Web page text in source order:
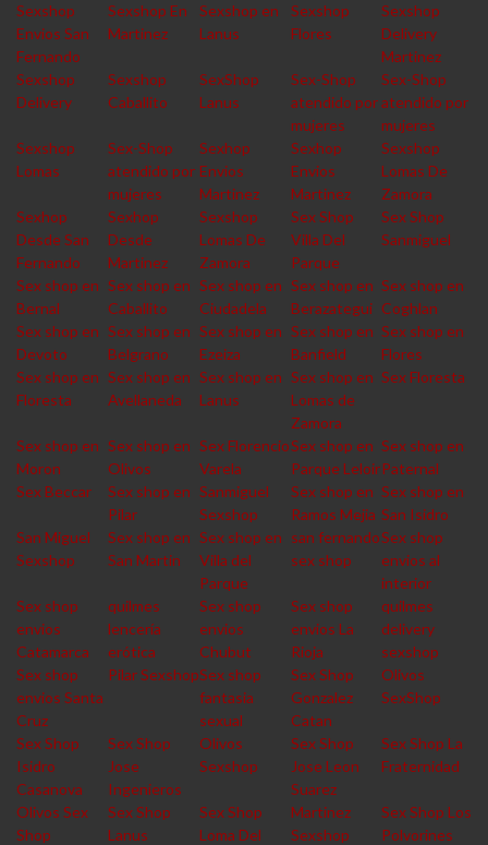
Sexshop
Envios San
Fernando
Sexshop En
Martinez
Sexshop en
Lanus
Sexshop
Flores
Sexshop
Delivery
Martinez
Sexshop
Delivery
Sexshop
Caballito
SexShop
Lanus
Sex-Shop
atendido por
mujeres
Sex-Shop
atendido por
mujeres
Sexshop
Lomas
Sex-Shop
atendido por
mujeres
Sexhop
Envios
Martinez
Sexhop
Envios
Martinez
Sexshop
Lomas De
Zamora
Sexhop
Desde San
Fernando
Sexhop
Desde
Martinez
Sexshop
Lomas De
Zamora
Sex Shop
Villa Del
Parque
Sex Shop
Sanmiguel
Sex shop en
Bernal
Sex shop en
Caballito
Sex shop en
Ciudadela
Sex shop en
Berazategui
Sex shop en
Coghlan
Sex shop en
Devoto
Sex shop en
Belgrano
Sex shop en
Ezeiza
Sex shop en
Banfield
Sex shop en
Flores
Sex shop en
Floresta
Sex shop en
Avellaneda
Sex shop en
Lanus
Sex shop en
Lomas de
Zamora
Sex Floresta
Sex shop en
Moron
Sex shop en
Olivos
Sex Florencio
Varela
Sex shop en
Parque Leloir
Sex shop en
Paternal
Sex Beccar
Sex shop en
Pilar
Sanmiguel
Sexshop
Sex shop en
Ramos Mejia
Sex shop en
San Isidro
San Miguel
Sexshop
Sex shop en
San Martin
Sex shop en
Villa del
Parque
san fernando
sex shop
Sex shop
envios al
interior
Sex shop
envios
Catamarca
quilmes
lencería
erótica
Sex shop
envios
Chubut
Sex shop
envios La
Rioja
quilmes
delivery
sexshop
Sex shop
envios Santa
Cruz
Pilar SexshopSex shop
fantasia
sexual
Sex Shop
Gonzalez
Catan
Olivos
SexShop
Sex Shop
Isidro
Casanova
Sex Shop
Jose
Ingenieros
Olivos
Sexshop
Sex Shop
Jose Leon
Suarez
Sex Shop La
Fraternidad
Olivos Sex
Shop
Sex Shop
Lanus
Sex Shop
Loma Del
Martinez
Sexshop
Sex Shop Los
Polvorines